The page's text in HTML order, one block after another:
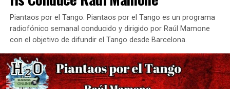
Piantaos por el Tango. Piantaos por el Tango es un programa
radiofónico semanal conducido y dirigido por Raúl Mamone
con el objetivo de difundir el Tango desde Barcelona.